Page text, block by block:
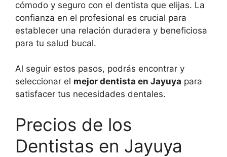
cómodo y seguro con el dentista que elijas. La
confianza en el profesional es crucial para
establecer una relación duradera y beneficiosa
para tu salud bucal.
Al seguir estos pasos, podrás encontrar y
seleccionar el mejor dentista en Jayuya para
satisfacer tus necesidades dentales.
Precios de los
Dentistas en Jayuya